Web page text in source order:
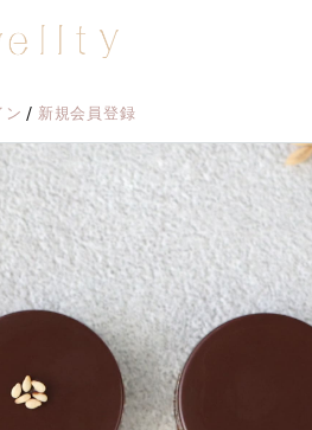
ン/ 新規会員登録